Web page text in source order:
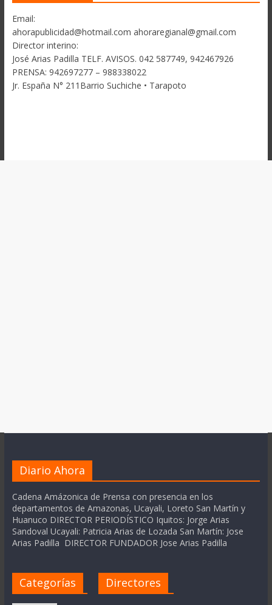
Email:
ahorapublicidad@hotmail.com ahoraregianal@gmail.com
Director interino:
José Arias Padilla TELF. AVISOS. 042 587749, 942467926
PRENSA: 942697277 – 988338022
Jr. España N° 211Barrio Suchiche • Tarapoto
Diario Ahora
Cadena Amázonica de Prensa con presencia en los
departamentos de Amazonas, Ucayali, Loreto San Martín y
Huanuco DIRECTOR PERIODÍSTICO Iquitos: Jorge Arias
Sandoval Ucayali: Patricia Arias de Lozada San Martín: Jose
Arias Padilla DIRECTOR FUNDADOR Jose Arias Padilla
Categorías Directores